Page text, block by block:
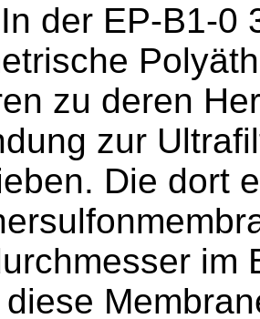
In der EP-B1-0
zu deren
zur
Die dort
im